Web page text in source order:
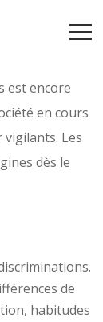
est encore
en cours
Les
dès le
de
habitudes